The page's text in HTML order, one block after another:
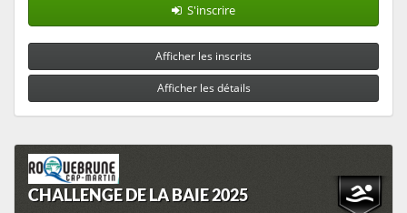
S'inscrire
Afficher les inscrits
Afficher les détails
CHALLENGE DE LA BAIE 2025